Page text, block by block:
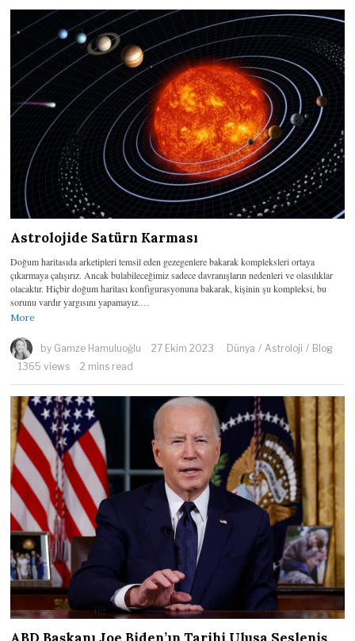
Astrolojide Satürn Karması
Doğum haritasıda arketipleri temsil eden gezegenlere bakarak kompleksleri ortaya
çıkarmaya çalışırız. Ancak bulabileceğimiz sadece davranışların nedenleri ve olasılıklar
olacaktır. Hiçbir doğum haritası konfigurasyonuna bakarak, kişinin şu kompleksi, bu
sorunu vardır yargısını yapamayız.…
More
by Gamze Hamuluoğlu 27 Ekim 2023 Dünya / Astroloji / Blog
1365 views
2 mins read